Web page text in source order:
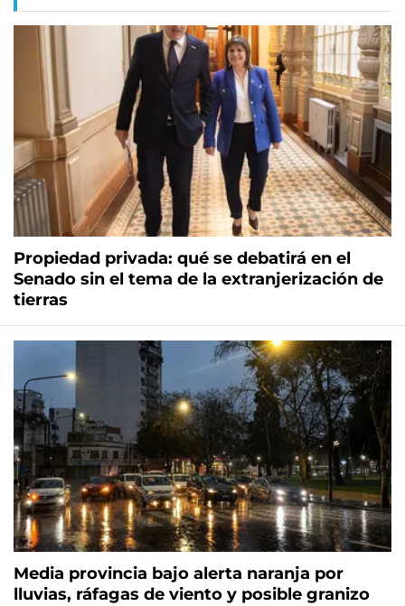
Propiedad privada: qué se debatirá en el
Senado sin el tema de la extranjerización de
tierras
Media provincia bajo alerta naranja por
lluvias, ráfagas de viento y posible granizo